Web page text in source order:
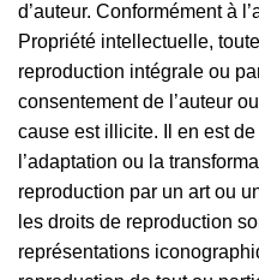
d’auteur. Conformément à
Propriété intellectuelle,
reproduction intégrale ou
consentement de l’auteur
cause est illicite. Il en est
l’adaptation ou la
reproduction par un art ou
les droits de reproduction
représentations